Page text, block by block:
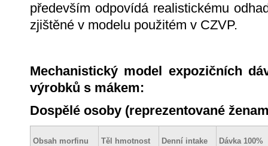
především odpovídá realistickému
zjištěné v modelu použitém v CZVP.
Mechanistický model expozičních
výrobků s mákem:
Dospělé osoby (reprezentované
Obsah morfinu Těl hmotnost Denní intake Dávka 100%